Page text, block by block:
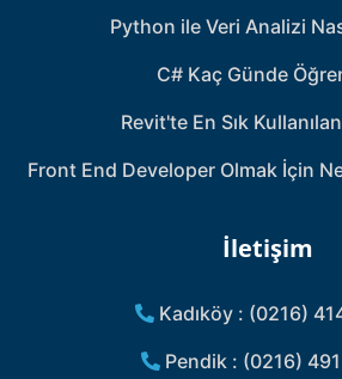
Python ile Veri Analizi
C# Kaç Günde
Revit'te En Sık
Front End Developer Olmak İçin
İletişim
Kadıköy : (0216)
Pendik : (0216)